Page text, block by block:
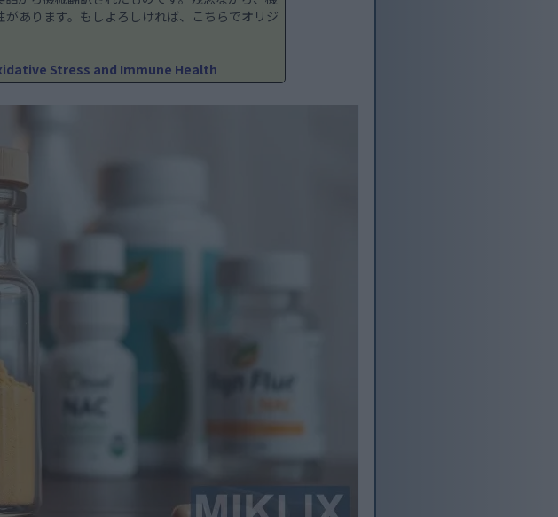
あります。もしよろしければ、こちらでオリジ
Stress and Immune Health